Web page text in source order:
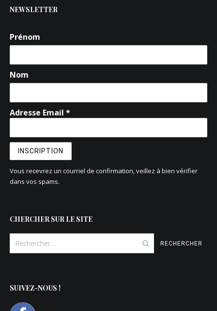
NEWSLETTER
Prénom
Nom
Adresse Email *
Vous recevrez un courriel de confirmation, veillez à bien vérifier
dans vos spams.
CHERCHER SUR LE SITE
Rechercher :
SUIVEZ-NOUS !